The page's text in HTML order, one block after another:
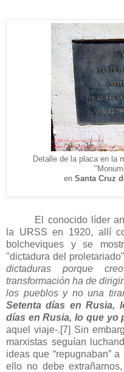
Detalle de la placa en la
en Santa Cruz
El conocido líder
la URSS en 1920, allí
bolcheviques y se
"dictadura del
dictaduras porque
transformación ha de
los pueblos y no una
Setenta días en Rusia,
días en Rusia, lo que yo
aquel viaje-.[7] Sin
marxistas seguían
ideas que “repugnaban”
ello no debe